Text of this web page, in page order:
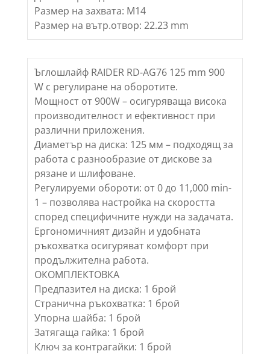
Размер на захвата: M14
Размер на вътр.отвор: 22.23 mm
Ъглошлайф RAIDER RD-AG76 125 mm 900
W с регулиране на оборотите.
Мощност от 900W – осигуряваща висока
производителност и ефективност при
различни приложения.
Диаметър на диска: 125 мм – подходящ за
работа с разнообразие от дискове за
рязане и шлифоване.
Регулируеми обороти: от 0 до 11,000 min-
1 – позволява настройка на скоростта
според специфичните нужди на задачата.
Ергономичният дизайн и удобната
ръкохватка осигуряват комфорт при
продължителна работа.
ОКОМПЛЕКТОВКА
Предпазител на диска: 1 брой
Странична ръкохватка: 1 брой
Упорна шайба: 1 брой
Затягаща гайка: 1 брой
Ключ за контрагайки: 1 брой